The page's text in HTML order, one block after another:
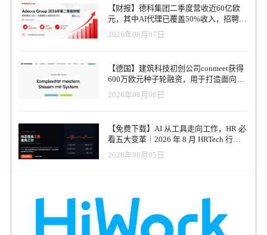
【财报】德科集团二季度营收近60亿欧
元，其中AI代理已覆盖50%收入，招聘服
务进入运营重构阶段
2026年08月07日
【德国】建筑科技初创公司conmeet获得
600万欧元种子轮融资，用于打造面向贸
易和建筑行业的AI操作系统
2026年08月06日
【免费下载】AI 从工具走向工作，HR 必
看五大变革｜2026 年 8 月 HRTech 行业
观察报告
2026年08月05日